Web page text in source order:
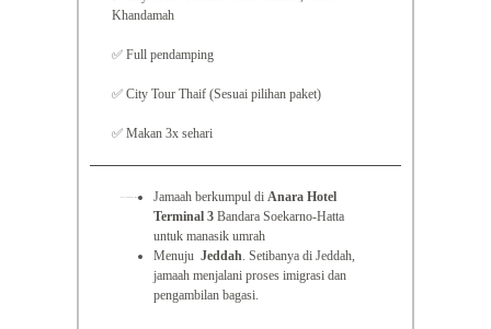
Khandamah
✅ Full pendamping
✅ City Tour Thaif (Sesuai pilihan paket)
✅ Makan 3x sehari
Jamaah berkumpul diAnara Hotel
Terminal 3 Bandara Soekarno-Hatta
untuk manasik umrah
Menuju Jeddah. Setibanya di Jeddah,
jamaah menjalani proses imigrasi dan
pengambilan bagasi.